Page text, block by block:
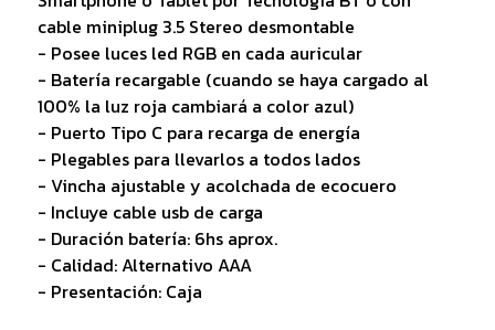
cable miniplug 3.5 Stereo desmontable
- Posee luces led RGB en cada auricular
- Batería recargable (cuando se haya cargado al
100% la luz roja cambiará a color azul)
- Puerto Tipo C para recarga de energía
- Plegables para llevarlos a todos lados
- Vincha ajustable y acolchada de ecocuero
- Incluye cable usb de carga
- Duración batería: 6hs aprox.
- Calidad: Alternativo AAA
- Presentación: Caja